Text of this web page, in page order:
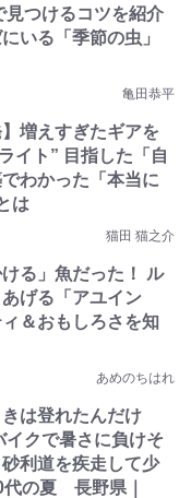
見つけるコツを紹介
いる「季節の虫」
亀田恭平
増えすぎたギアを
イト” 目指した「自
わかった「本当に
は
猫田 猫之介
る」魚だった！ ル
げる「アユイン
＆おもしろさを知
あめのちはれ
きは登れたんだけ
クで暑さに負けそ
利道を疾走して少
代の夏 長野県｜